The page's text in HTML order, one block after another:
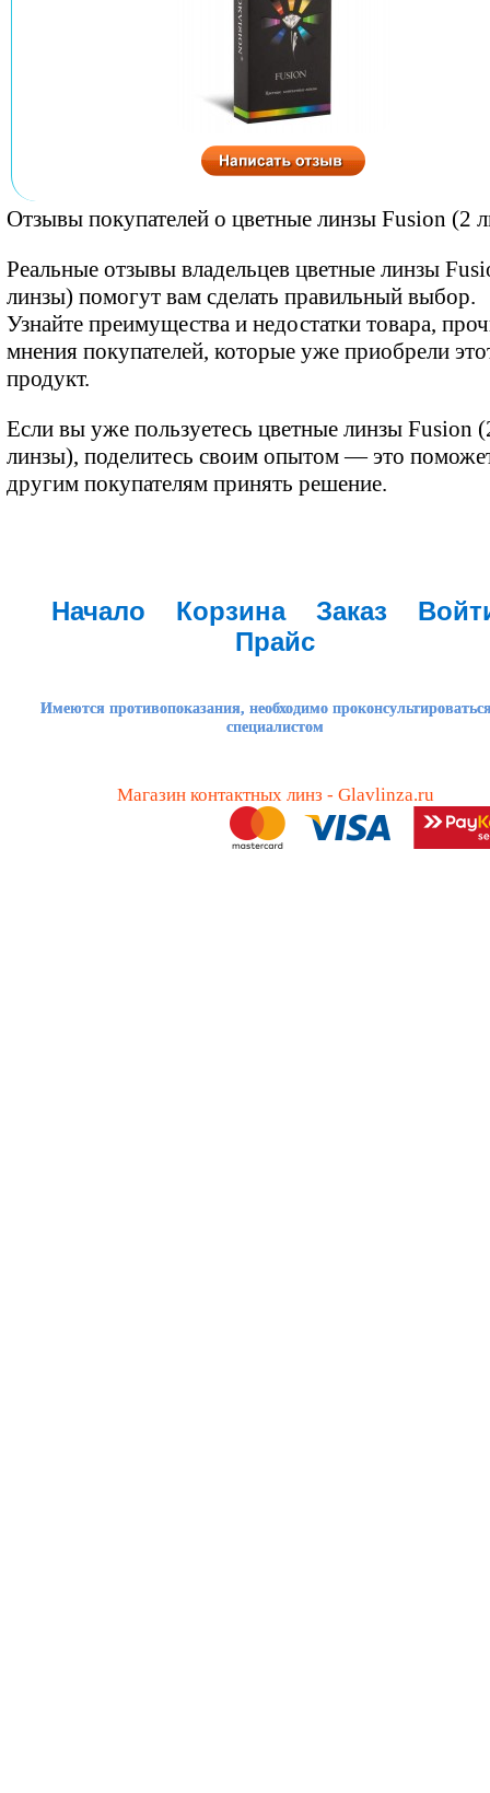
Отзывы покупателей о цветные линзы Fusion (2
Реальные отзывы владельцев цветные линзы
линзы) помогут вам сделать правильный выбор.
Узнайте преимущества и недостатки товара,
мнения покупателей, которые уже приобрели
продукт.
Если вы уже пользуетесь цветные линзы Fusion
линзы), поделитесь своим опытом — это
другим покупателям принять решение.
Начало Корзина Заказ
Прайс
Имеются противопоказания, необходимо
специалистом
Магазин контактных линз - Glavlinza.ru